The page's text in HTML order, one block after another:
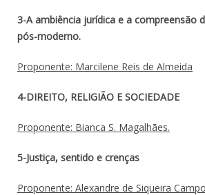
3-A ambiência jurídica e a compreensão
pós-moderno.
Proponente: Marcilene Reis de Almeida
4-DIREITO, RELIGIÃO E SOCIEDADE
Proponente: Bianca S. Magalhães.
5-Justiça, sentido e crenças
Proponente: Alexandre de Siqueira